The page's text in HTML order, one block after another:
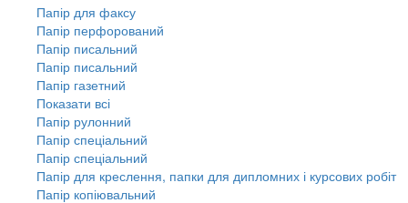
Папір для факсу
Папір перфорований
Папір писальний
Папір писальний
Папір газетний
Показати всі
Папір рулонний
Папір спеціальний
Папір спеціальний
Папір для креслення, папки для дипломних і курсових робіт
Папір копіювальний